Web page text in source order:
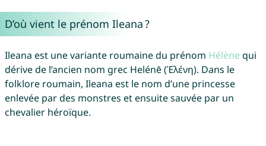
D’où vient le prénom Ileana ?
Ileana est une variante roumaine du prénom Hélène qui
dérive de l’ancien nom grec Helénē (Ἑλένη). Dans le
folklore roumain, Ileana est le nom d’une princesse
enlevée par des monstres et ensuite sauvée par un
chevalier héroïque.